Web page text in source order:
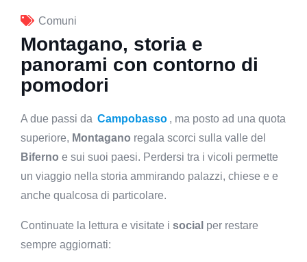
Comuni
Montagano, storia e
panorami con contorno di
pomodori
A due passi da Campobasso , ma posto ad una quota
superiore, Montagano regala scorci sulla valle del
Biferno e sui suoi paesi. Perdersi tra i vicoli permette
un viaggio nella storia ammirando palazzi, chiese e e
anche qualcosa di particolare.
Continuate la lettura e visitate i social per restare
sempre aggiornati: